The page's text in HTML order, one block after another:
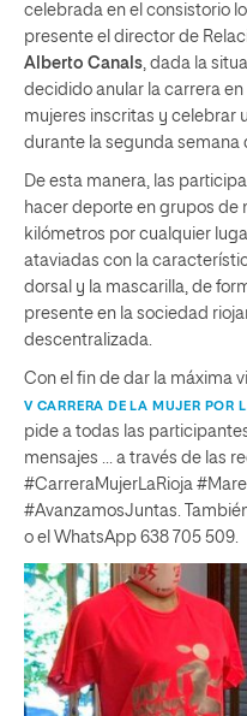
celebrada en el consistorio
presente el director de
Alberto Canals , dada la
decidido anular la carrera en
mujeres inscritas y celebrar
durante la segunda semana
De esta manera, las
hacer deporte en grupos de
kilómetros por cualquier
ataviadas con la
dorsal y la mascarilla, de
presente en la sociedad
descentralizada.
Con el fin de dar la máxima
V CARRERA DE LA MUJER POR
pide a todas las
mensajes … a través de las
#CarreraMujerLaRioja
#AvanzamosJuntas.
o el WhatsApp 638 705 509.